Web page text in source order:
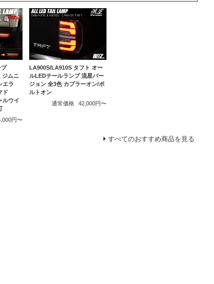
プ
ジムニ
エラ
ド
ルウイ
円〜
LA900S/LA910S タフト オー
ルLEDテールランプ 流星バー
ジョン 全3色 カプラーオン/ボ
ルトオン
通常価格
42,000円〜
すべてのおすすめ商品を見る